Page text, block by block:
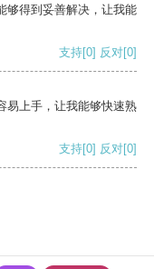
够得到妥善解决，让我能
支持[0] 反对[0]
易上手，让我能够快速熟
支持[0] 反对[0]